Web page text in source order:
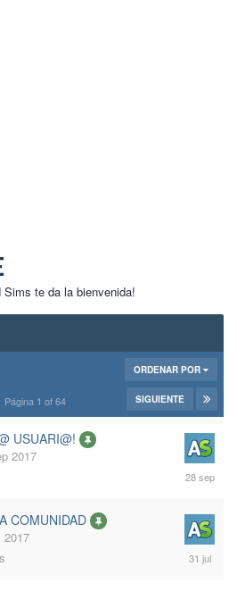
Sims te da la bienvenida!
ORDENAR POR
SIGUIENTE
Página 1 of 64
USUARI@!
2017
28
sep
COMUNIDAD
2017
31
jul